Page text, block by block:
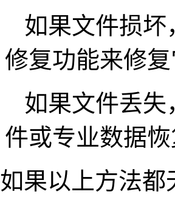
如果文件损坏
修复功能来修
如果文件丢
件或专业数据
如果以上方法